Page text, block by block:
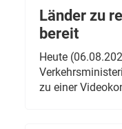
Länder zu
bereit
Heute
zu einer